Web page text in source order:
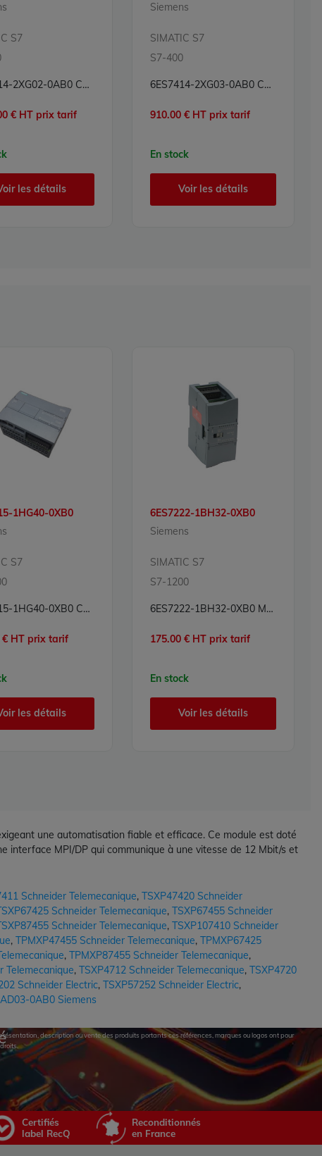
S7
6ES7414-2XG02-0AB0 CPU Processeur Simatic S7 Siemens
€ HT prix tarif
les détails
Siemens
SIMATIC S7
S7-400
6ES7414-2XG03-0AB0 CPU Processeur Simatic S7 Siemens
910.00 € HT prix tarif
En stock
Voir les détails
1HG40-0XB0
S7
6ES7215-1HG40-0XB0 CPU Processeur Simatic S7 Siemens
€ HT prix tarif
les détails
6ES7222-1BH32-0XB0
Siemens
SIMATIC S7
S7-1200
6ES7222-1BH32-0XB0 Module sorties numériques Simatic S7 Siemens
175.00 € HT prix tarif
En stock
Voir les détails
une automatisation fiable et efficace. Ce module est doté
interface MPI/DP qui communique à une vitesse de 12 Mbit/s et
Schneider Telemecanique, TSXP47420 Schneider
Schneider Telemecanique, TSXP67455 Schneider
Schneider Telemecanique, TSXP107410 Schneider
, TPMXP47455 Schneider Telemecanique, TPMXP67425
, TPMXP87455 Schneider Telemecanique,
Telemecanique, TSXP4712 Schneider Telemecanique, TSXP4720
Schneider Electric, TSXP57252 Schneider Electric,
0AB0 Siemens
description ou vente des produits portants ces références, marques ou logos ont pour
Certifiés
label RecQ
Reconditionnés
en France